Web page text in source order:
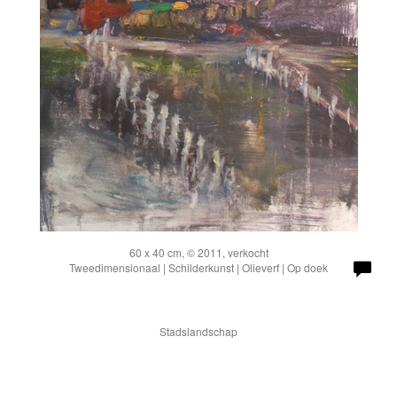
60 x 40 cm, © 2011, verkocht
Tweedimensionaal | Schilderkunst | Olieverf | Op doek
Stadslandschap